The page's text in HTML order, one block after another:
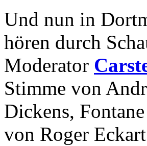
Und nun in
hören durch
Moderator
Stimme von
Dickens,
von Roger